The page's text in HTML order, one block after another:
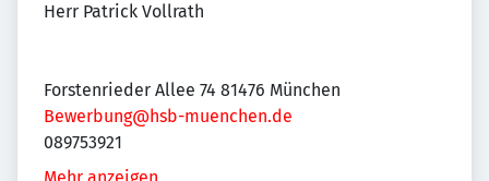
Herr Patrick Vollrath
Forstenrieder Allee 74 81476 München
Bewerbung@hsb-muenchen.de
089753921